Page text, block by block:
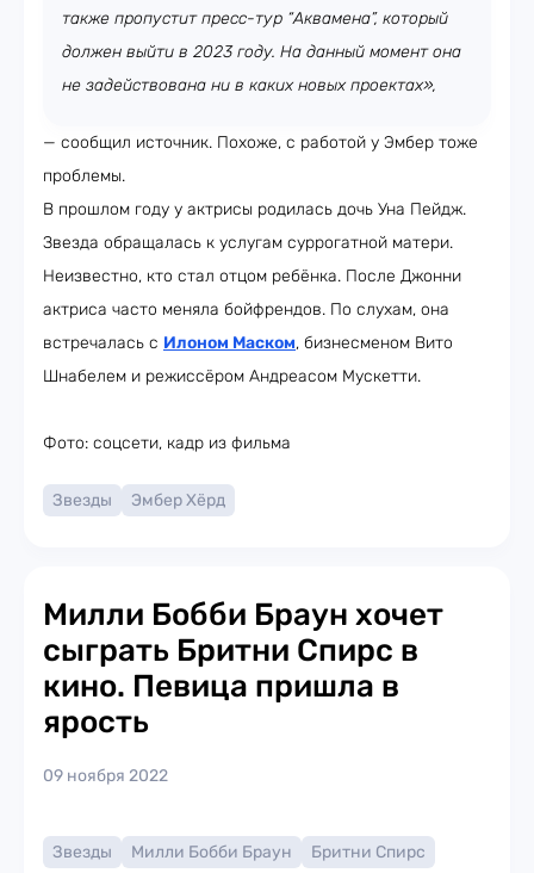
также пропустит пресс-тур “Аквамена”, который
должен выйти в 2023 году. На данный момент она
не задействована ни в каких новых проектах»,
— сообщил источник. Похоже, с работой у Эмбер тоже
проблемы.
В прошлом году у актрисы родилась дочь Уна Пейдж.
Звезда обращалась к услугам суррогатной матери.
Неизвестно, кто стал отцом ребёнка. После Джонни
актриса часто меняла бойфрендов. По слухам, она
встречалась с Илоном Маском, бизнесменом Вито
Шнабелем и режиссёром Андреасом Мускетти.
Фото: соцсети, кадр из фильма
Звезды Эмбер Хёрд
Милли Бобби Браун хочет
сыграть Бритни Спирс в
кино. Певица пришла в
ярость
09 ноября 2022
Звезды Милли Бобби Браун
Бритни Спирс